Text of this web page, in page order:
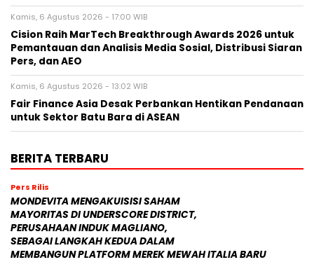
Kamis, 6 Agustus 2026 - 17:00 WIB
Cision Raih MarTech Breakthrough Awards 2026 untuk
Pemantauan dan Analisis Media Sosial, Distribusi Siaran
Pers, dan AEO
Kamis, 6 Agustus 2026 - 13:02 WIB
Fair Finance Asia Desak Perbankan Hentikan Pendanaan
untuk Sektor Batu Bara di ASEAN
BERITA TERBARU
Pers Rilis
MONDEVITA MENGAKUISISI SAHAM
MAYORITAS DI UNDERSCORE DISTRICT,
PERUSAHAAN INDUK MAGLIANO,
SEBAGAI LANGKAH KEDUA DALAM
MEMBANGUN PLATFORM MEREK MEWAH ITALIA BARU